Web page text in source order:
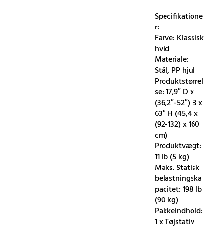
Specifikatione
r:
Farve: Klassisk
hvid
Materiale:
Stål, PP hjul
Produktstørrel
se: 17,9″ D x
(36,2″-52″) B x
63″ H (45,4 x
(92-132) x 160
cm)
Produktvægt:
11 lb (5 kg)
Maks. Statisk
belastningska
pacitet: 198 lb
(90 kg)
Pakkeindhold:
1 x Tøjstativ